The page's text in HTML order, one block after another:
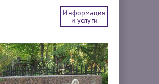
Информация
и услуги